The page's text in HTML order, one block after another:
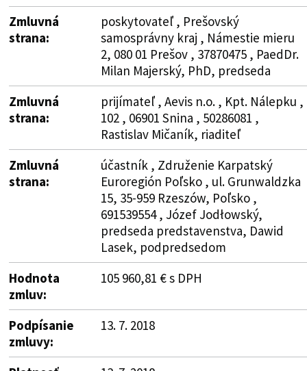
Zmluvná
strana:
poskytovateľ , Prešovský
samosprávny kraj , Námestie mieru
2, 080 01 Prešov , 37870475 , PaedDr.
Milan Majerský, PhD, predseda
Zmluvná
strana:
prijímateľ , Aevis n.o. , Kpt. Nálepku ,
102 , 06901 Snina , 50286081 ,
Rastislav Mičaník, riaditeľ
Zmluvná
strana:
účastník , Združenie Karpatský
Euroregión Poľsko , ul. Grunwaldzka
15, 35-959 Rzeszów, Poľsko ,
691539554 , Józef Jodłowský,
predseda predstavenstva, Dawid
Lasek, podpredsedom
Hodnota
zmluv:
105 960,81 € s DPH
Podpísanie
zmluvy:
13. 7. 2018